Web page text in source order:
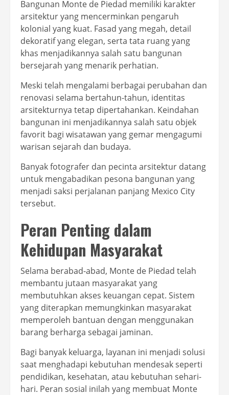
Bangunan Monte de Piedad memiliki karakter
arsitektur yang mencerminkan pengaruh
kolonial yang kuat. Fasad yang megah, detail
dekoratif yang elegan, serta tata ruang yang
khas menjadikannya salah satu bangunan
bersejarah yang menarik perhatian.
Meski telah mengalami berbagai perubahan dan
renovasi selama bertahun-tahun, identitas
arsitekturnya tetap dipertahankan. Keindahan
bangunan ini menjadikannya salah satu objek
favorit bagi wisatawan yang gemar mengagumi
warisan sejarah dan budaya.
Banyak fotografer dan pecinta arsitektur datang
untuk mengabadikan pesona bangunan yang
menjadi saksi perjalanan panjang Mexico City
tersebut.
Peran Penting dalam
Kehidupan Masyarakat
Selama berabad-abad, Monte de Piedad telah
membantu jutaan masyarakat yang
membutuhkan akses keuangan cepat. Sistem
yang diterapkan memungkinkan masyarakat
memperoleh bantuan dengan menggunakan
barang berharga sebagai jaminan.
Bagi banyak keluarga, layanan ini menjadi solusi
saat menghadapi kebutuhan mendesak seperti
pendidikan, kesehatan, atau kebutuhan sehari-
hari. Peran sosial inilah yang membuat Monte